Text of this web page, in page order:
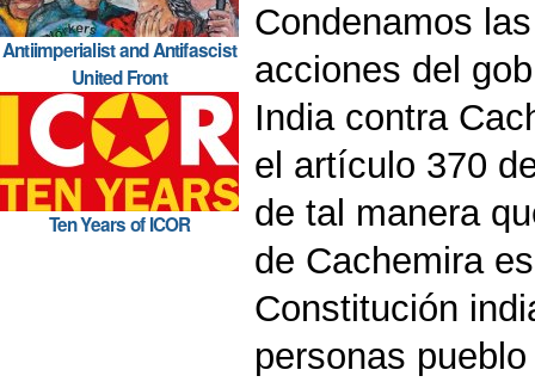
Antiimperialist and Antifascist
United Front
Ten Years of ICOR
Condenamos
acciones del
India contra
el artículo 370
de tal manera
de Cachemira
Constitución
personas